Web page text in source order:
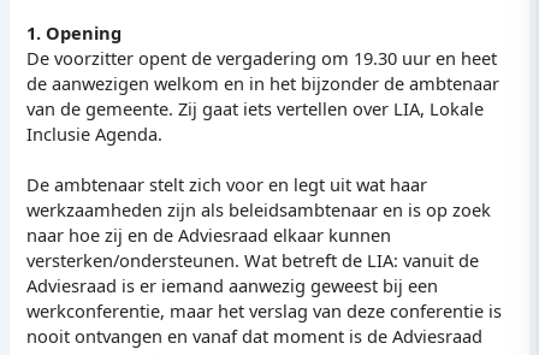
1. Opening
De voorzitter opent de vergadering om 19.30 uur en heet
de aanwezigen welkom en in het bijzonder de ambtenaar
van de gemeente. Zij gaat iets vertellen over LIA, Lokale
Inclusie Agenda.
De ambtenaar stelt zich voor en legt uit wat haar
werkzaamheden zijn als beleidsambtenaar en is op zoek
naar hoe zij en de Adviesraad elkaar kunnen
versterken/ondersteunen. Wat betreft de LIA: vanuit de
Adviesraad is er iemand aanwezig geweest bij een
werkconferentie, maar het verslag van deze conferentie is
nooit ontvangen en vanaf dat moment is de Adviesraad